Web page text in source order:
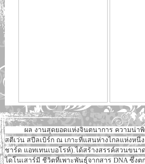
ผล งานสุดยอดแห่งจินตนาการ ความน่าพิศ
สตีเว่น สปีลเบิร์ก ณ เกาะที่แสนห่างไกลแห่งหนึ่
ชาร์ด แอทเทนเบอโรห์).ได้สร้างสรรค์สวนขนา
ไดโนเสาร์มี ชีวิตที่เพาะพันธุ์จากสาร DNA ซึ่ง